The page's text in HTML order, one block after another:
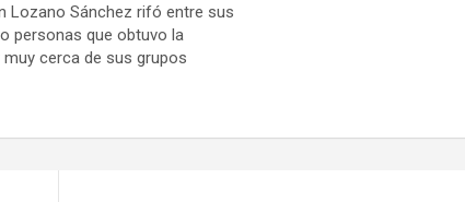
Lozano Sánchez rifó entre sus
personas que obtuvo la
cerca de sus grupos